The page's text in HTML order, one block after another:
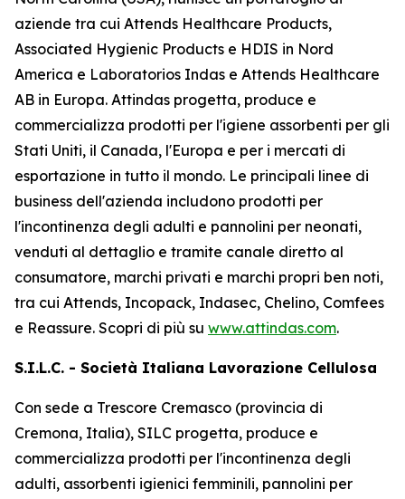
aziende tra cui Attends Healthcare Products,
Associated Hygienic Products e HDIS in Nord
America e Laboratorios Indas e Attends Healthcare
AB in Europa. Attindas progetta, produce e
commercializza prodotti per l'igiene assorbenti per gli
Stati Uniti, il Canada, l'Europa e per i mercati di
esportazione in tutto il mondo. Le principali linee di
business dell'azienda includono prodotti per
l'incontinenza degli adulti e pannolini per neonati,
venduti al dettaglio e tramite canale diretto al
consumatore, marchi privati ​​e marchi propri ben noti,
tra cui Attends, Incopack, Indasec, Chelino, Comfees
e Reassure. Scopri di più su www.attindas.com.
S.I.L.C. - Società Italiana Lavorazione Cellulosa
Con sede a Trescore Cremasco (provincia di
Cremona, Italia), SILC progetta, produce e
commercializza prodotti per l'incontinenza degli
adulti, assorbenti igienici femminili, pannolini per